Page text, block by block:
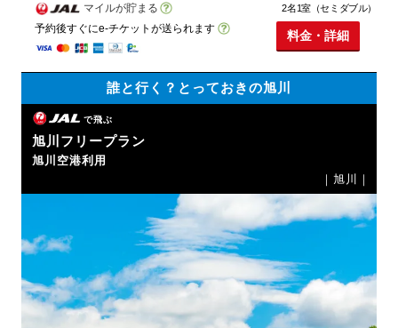
マイルが貯まる
予約後すぐにe-チケットが送られます
2名1室（セミダブル）
料金・詳細
誰と行く？とっておきの旭川
で飛ぶ
旭川フリープラン
旭川空港利用
｜旭川｜